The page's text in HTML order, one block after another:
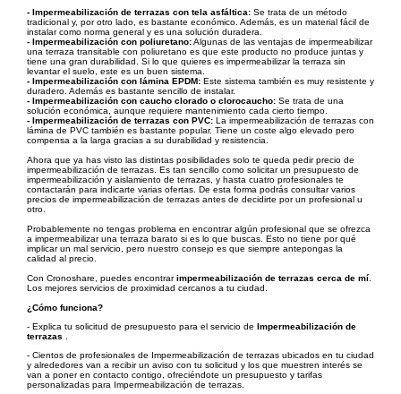
- Impermeabilización de terrazas con tela asfáltica: Se trata de un método
tradicional y, por otro lado, es bastante económico. Además, es un material fácil de
instalar como norma general y es una solución duradera.
- Impermeabilización con poliuretano:Algunas de las ventajas de impermeabilizar
una terraza transitable con poliuretano es que este producto no produce juntas y
tiene una gran durabilidad. Si lo que quieres es impermeabilizar la terraza sin
levantar el suelo, este es un buen sistema.
- Impermeabilización con lámina EPDM: Este sistema también es muy resistente y
duradero. Además es bastante sencillo de instalar.
- Impermeabilización con caucho clorado o clorocaucho: Se trata de una
solución económica, aunque requiere mantenimiento cada cierto tiempo.
- Impermeabilización de terrazas con PVC: La impermeabilización de terrazas con
lámina de PVC también es bastante popular. Tiene un coste algo elevado pero
compensa a la larga gracias a su durabilidad y resistencia.
Ahora que ya has visto las distintas posibilidades solo te queda pedir precio de
impermeabilización de terrazas. Es tan sencillo como solicitar un presupuesto de
impermeabilización y aislamiento de terrazas, y hasta cuatro profesionales te
contactarán para indicarte varias ofertas. De esta forma podrás consultar varios
precios de impermeabilización de terrazas antes de decidirte por un profesional u
otro.
Probablemente no tengas problema en encontrar algún profesional que se ofrezca
a impermeabilizar una terraza barato si es lo que buscas. Esto no tiene por qué
implicar un mal servicio, pero nuestro consejo es que siempre antepongas la
calidad al precio.
Con Cronoshare, puedes encontrarimpermeabilización de terrazas cerca de mí
Los mejores servicios de proximidad cercanos a tu ciudad.
¿Cómo funciona?
- Explica tu solicitud de presupuesto para el servicio de Impermeabilización de
terrazas
- Cientos de profesionales de Impermeabilización de terrazas ubicados en tu ciudad
y alrededores van a recibir un aviso con tu solicitud y los que muestren interés se
van a poner en contacto contigo, ofreciéndote un presupuesto y tarifas
personalizadas para Impermeabilización de terrazas.